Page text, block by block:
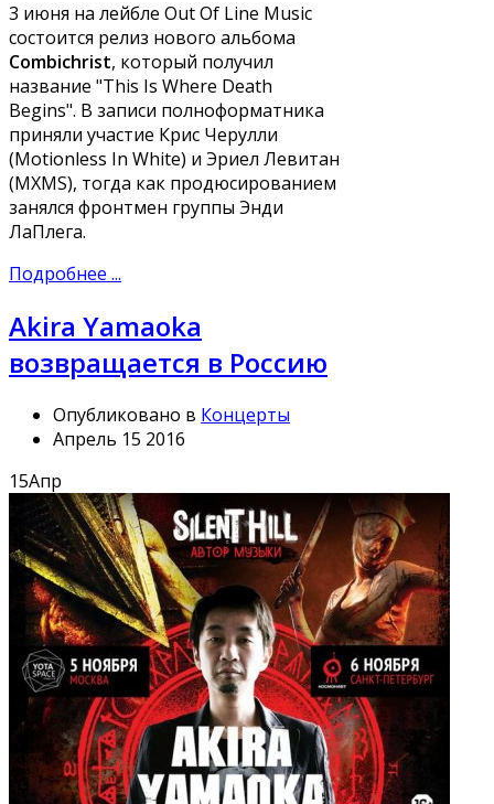
3 июня на лейбле Out Of Line Music
состоится релиз нового альбома
Combichrist, который получил
название "This Is Where Death
Begins". В записи полноформатника
приняли участие Крис Черулли
(Motionless In White) и Эриел Левитан
(MXMS), тогда как продюсированием
занялся фронтмен группы Энди
ЛаПлега.
Подробнее ...
Akira Yamaoka
возвращается в Россию
Опубликовано в Концерты
Апрель 15 2016
15Апр